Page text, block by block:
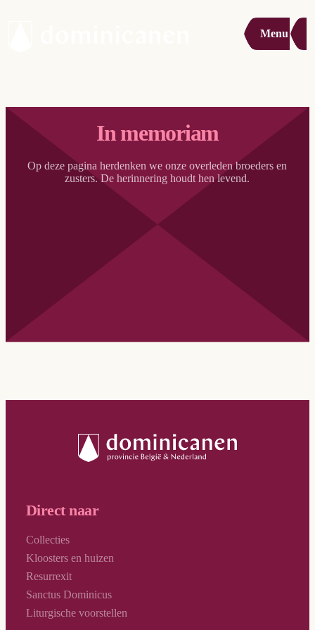
Menu
In memoriam
Op deze pagina herdenken we onze overleden broeders en
zusters. De herinnering houdt hen levend.
Direct naar
Collecties
Kloosters en huizen
Resurrexit
Sanctus Dominicus
Liturgische voorstellen